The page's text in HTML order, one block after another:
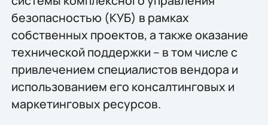
безопасностью (КУБ) в рамках
собственных проектов, а также оказание
технической поддержки – в том числе с
привлечением специалистов вендора и
использованием его консалтинговых и
маркетинговых ресурсов.